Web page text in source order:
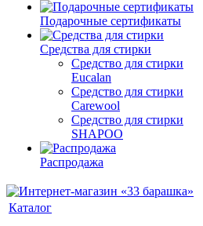
Подарочные сертификаты
Средства для стирки
Средство для стирки
Eucalan
Средство для стирки
Carewool
Средство для стирки
SHAPOO
Распродажа
Каталог